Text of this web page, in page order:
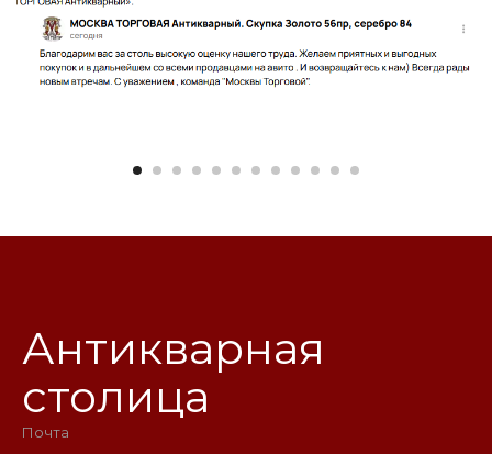
Антикварная
столица
Почта